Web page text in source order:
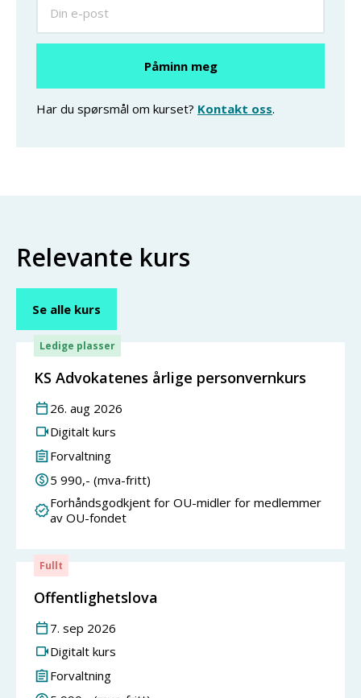
Har du spørsmål om kurset? Kontakt oss.
Relevante kurs
Se alle kurs
Ledige plasser
KS Advokatenes årlige personvernkurs
26. aug 2026
Digitalt kurs
Forvaltning
5 990,- (mva-fritt)
Forhåndsgodkjent for OU-midler for medlemmer
av OU-fondet
Fullt
Offentlighetslova
7. sep 2026
Digitalt kurs
Forvaltning